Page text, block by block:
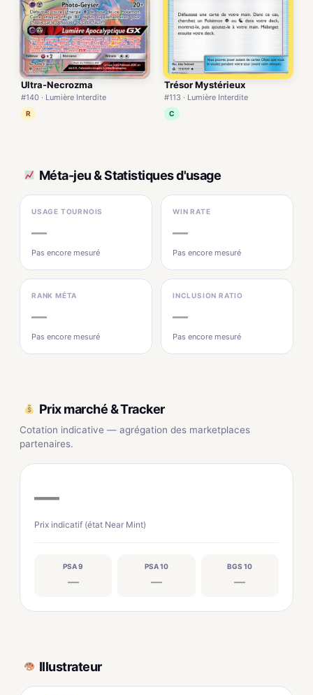
Ultra-Necrozma
#140 · Lumière Interdite
R
Trésor Mystérieux
#113 · Lumière Interdite
C
Méta-jeu & Statistiques d'usage
USAGE TOURNOIS
—
Pas encore mesuré
WIN RATE
—
Pas encore mesuré
RANK MÉTA
—
Pas encore mesuré
INCLUSION RATIO
—
Pas encore mesuré
Prix marché & Tracker
Cotation indicative — agrégation des marketplaces
partenaires.
—
Prix indicatif (état Near Mint)
PSA 9
—
PSA 10
—
BGS 10
—
Illustrateur